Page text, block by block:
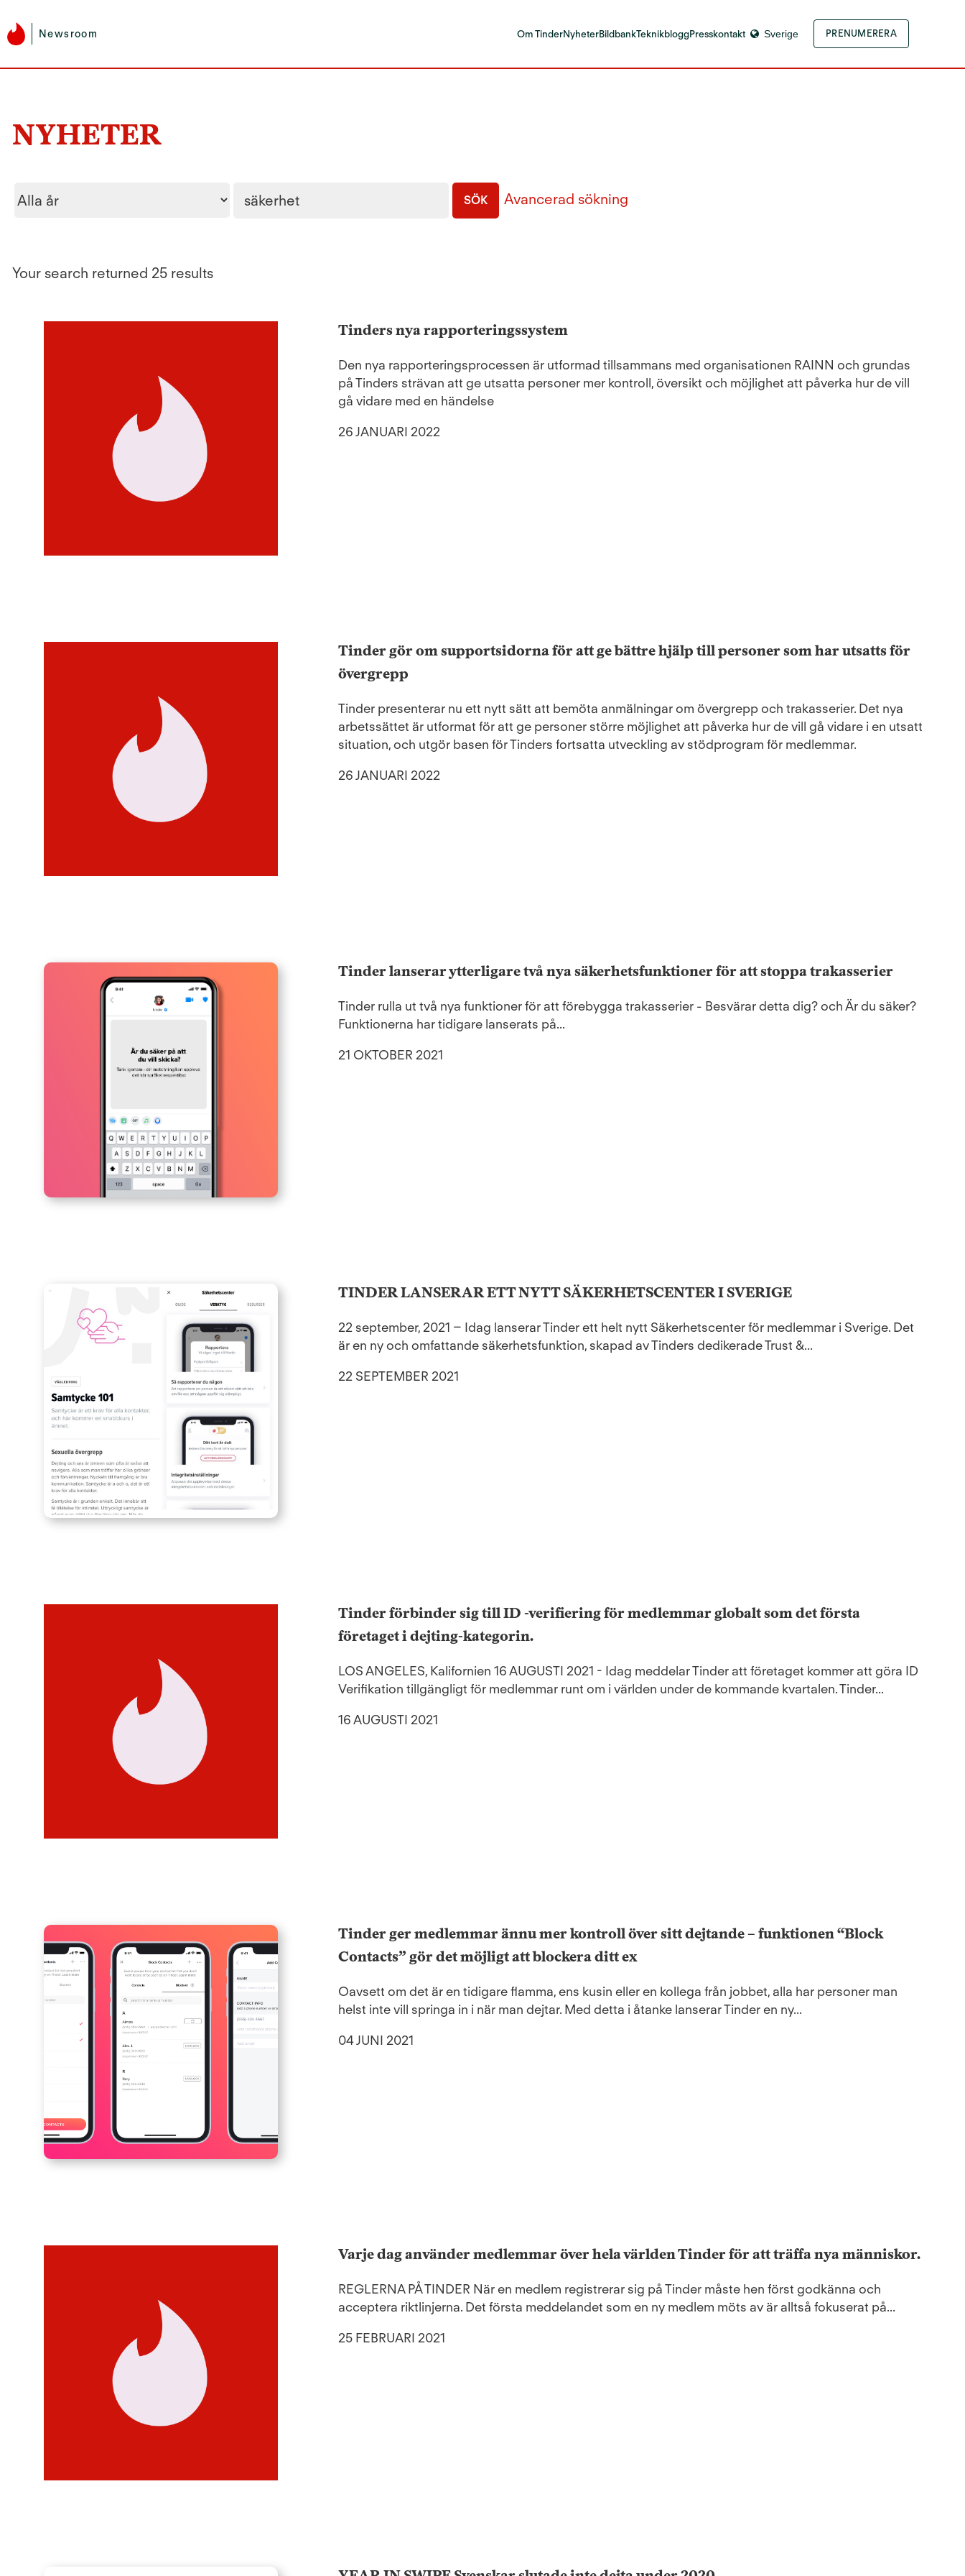
Newsroom Om TinderNyheterBildbankTeknikbloggPresskontakt Sverige PRENUMERERA
NYHETER
Year Nyckelord
SÖK Avancerad sökning
Your search returned 25 results
Tinders nya rapporteringssystem
Den nya rapporteringsprocessen är utformad tillsammans med organisationen RAINN och grundas
på Tinders strävan att ge utsatta personer mer kontroll, översikt och möjlighet att påverka hur de vill
gå vidare med en händelse
26 JANUARI 2022
Tinder gör om supportsidorna för att ge bättre hjälp till personer som har utsatts för
övergrepp
Tinder presenterar nu ett nytt sätt att bemöta anmälningar om övergrepp och trakasserier. Det nya
arbetssättet är utformat för att ge personer större möjlighet att påverka hur de vill gå vidare i en utsatt
situation, och utgör basen för Tinders fortsatta utveckling av stödprogram för medlemmar.
26 JANUARI 2022
Tinder lanserar ytterligare två nya säkerhetsfunktioner för att stoppa trakasserier
Tinder rulla ut två nya funktioner för att förebygga trakasserier - Besvärar detta dig? och Är du säker?
Funktionerna har tidigare lanserats på...
21 OKTOBER 2021
TINDER LANSERAR ETT NYTT SÄKERHETSCENTER I SVERIGE
22 september, 2021 – Idag lanserar Tinder ett helt nytt Säkerhetscenter för medlemmar i Sverige. Det
är en ny och omfattande säkerhetsfunktion, skapad av Tinders dedikerade Trust &...
22 SEPTEMBER 2021
Tinder förbinder sig till ID -verifiering för medlemmar globalt som det första
företaget i dejting-kategorin.
LOS ANGELES, Kalifornien 16 AUGUSTI 2021 - Idag meddelar Tinder att företaget kommer att göra ID
Verifikation tillgängligt för medlemmar runt om i världen under de kommande kvartalen. Tinder...
16 AUGUSTI 2021
Tinder ger medlemmar ännu mer kontroll över sitt dejtande – funktionen “Block
Contacts” gör det möjligt att blockera ditt ex
Oavsett om det är en tidigare flamma, ens kusin eller en kollega från jobbet, alla har personer man
helst inte vill springa in i när man dejtar. Med detta i åtanke lanserar Tinder en ny...
04 JUNI 2021
Varje dag använder medlemmar över hela världen Tinder för att träffa nya människor.
REGLERNA PÅ TINDER När en medlem registrerar sig på Tinder måste hen först godkänna och
acceptera riktlinjerna. Det första meddelandet som en ny medlem möts av är alltså fokuserat på...
25 FEBRUARI 2021